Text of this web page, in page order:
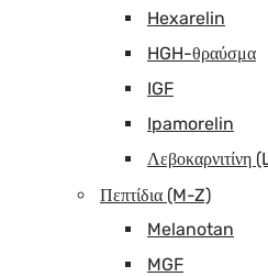
Hexarelin
HGH-θραύσμα
IGF
Ipamorelin
Λεβοκαρνιτίνη
Πεπτίδια (M-Z)
Melanotan
MGF